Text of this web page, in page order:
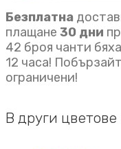
Безплатна
плащане 30 дни
42 броя чанти
12 часа!
ограничени!
В други цветове